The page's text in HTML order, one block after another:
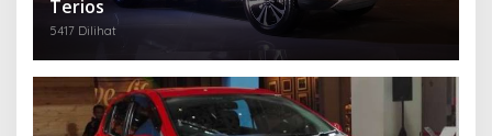
Terios
5417 Dilihat